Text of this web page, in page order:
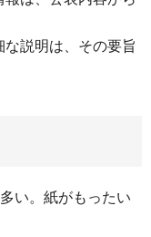
説明は、その要旨
い。紙がもったい